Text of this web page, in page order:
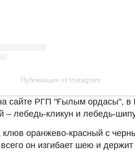
Публикация от Instagram
сайте РГП "Ғылым ордасы", в
– лебедь-кликун и лебедь-
оранжево-красный с
он изгибает шею и